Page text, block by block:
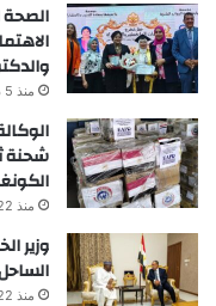
الصحة
منذ 5 دقائق
شحنة
منذ 22 ساعة
وزير
منذ 22 ساعة